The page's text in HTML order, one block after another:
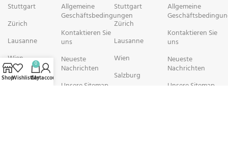
Stuttgart
Zürich
Lausanne
Wien
Salzburg
Allgemeine
Geschäftsbedingungen
Kontaktieren Sie
uns
Neueste
Nachrichten
Unsere Sitemap
Stuttgart
Zürich
Lausanne
Wien
Salzburg
Allgemeine
Kontaktieren Sie
uns
Neueste
Nachrichten
Unsere Sitemap
ShopWishlist
0
Cart
My account